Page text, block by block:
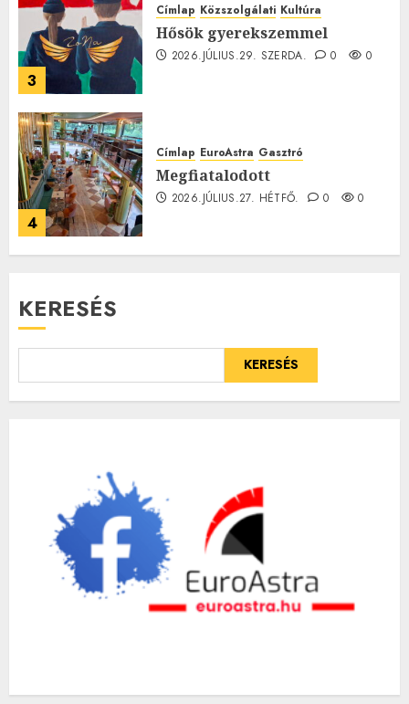
3
Címlap Közszolgálati Kultúra
Hősök gyerekszemmel
2026.JÚLIUS.29. SZERDA. 0 0
4
Címlap EuroAstra Gasztró
Megfiatalodott
2026.JÚLIUS.27. HÉTFŐ. 0 0
KERESÉS
KERESÉS